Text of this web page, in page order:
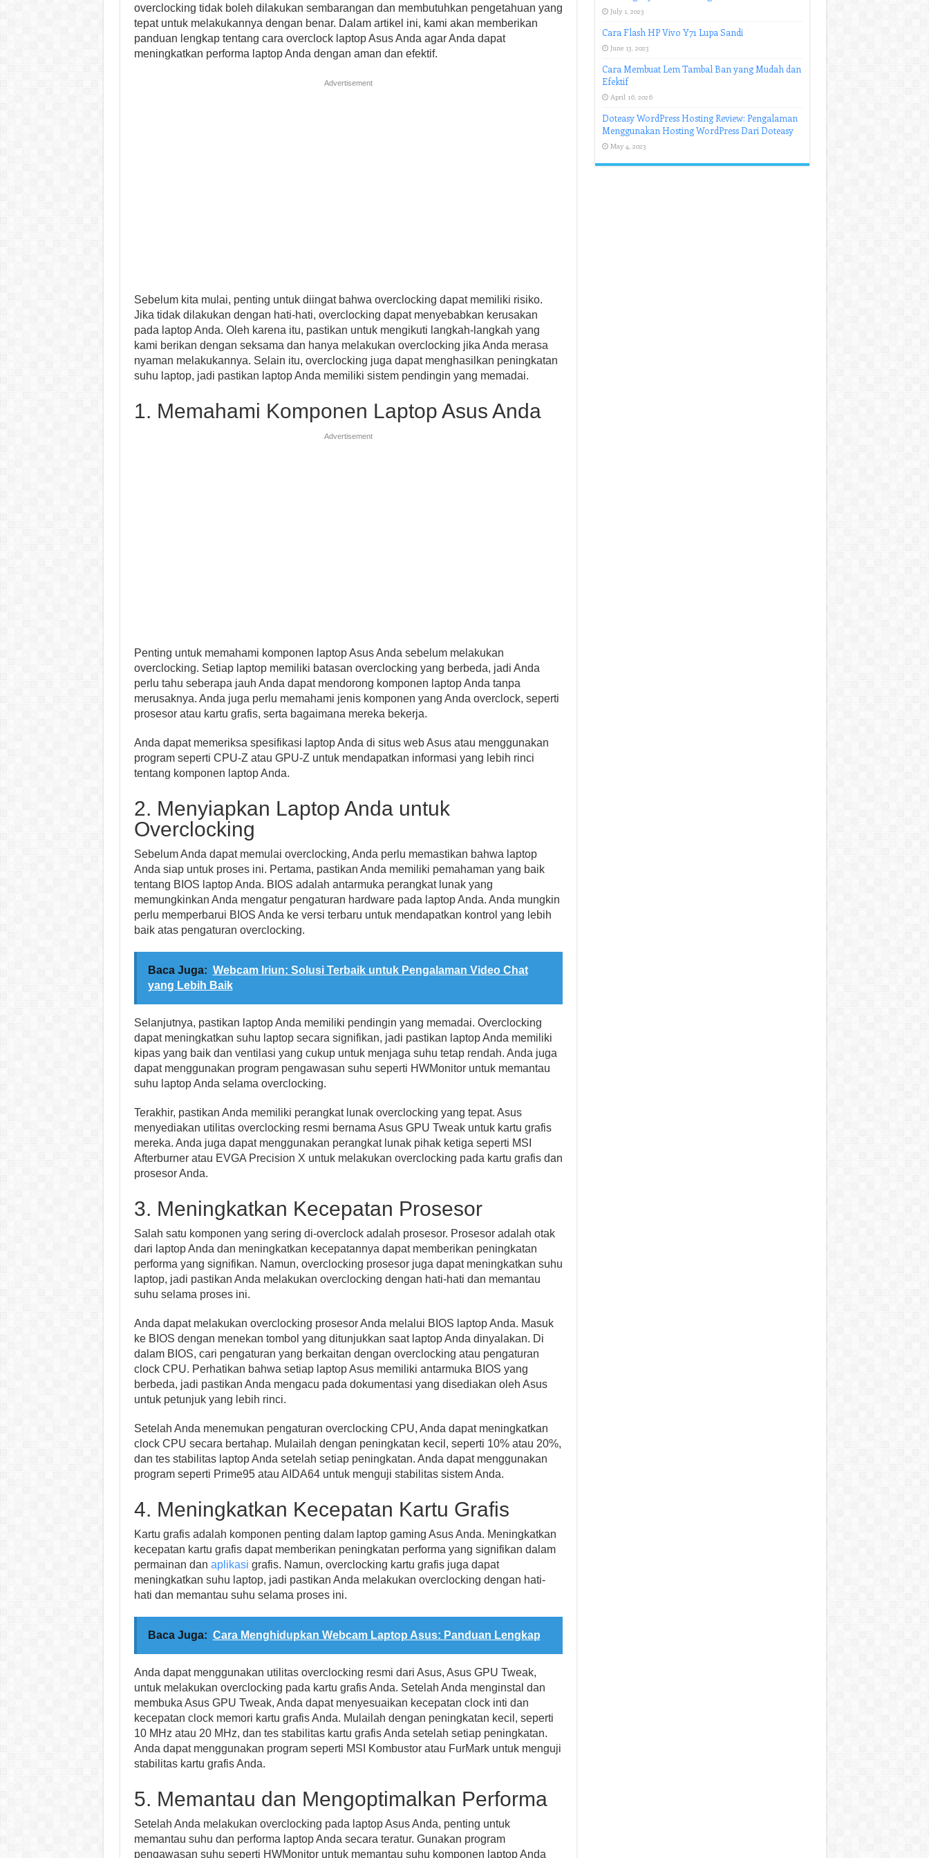
overclocking tidak boleh dilakukan sembarangan dan membutuhkan pengetahuan yang
tepat untuk melakukannya dengan benar. Dalam artikel ini, kami akan memberikan
panduan lengkap tentang cara overclock laptop Asus Anda agar Anda dapat
meningkatkan performa laptop Anda dengan aman dan efektif.
Advertisement
Sebelum kita mulai, penting untuk diingat bahwa overclocking dapat memiliki risiko.
Jika tidak dilakukan dengan hati-hati, overclocking dapat menyebabkan kerusakan
pada laptop Anda. Oleh karena itu, pastikan untuk mengikuti langkah-langkah yang
kami berikan dengan seksama dan hanya melakukan overclocking jika Anda merasa
nyaman melakukannya. Selain itu, overclocking juga dapat menghasilkan peningkatan
suhu laptop, jadi pastikan laptop Anda memiliki sistem pendingin yang memadai.
1. Memahami Komponen Laptop Asus Anda
Advertisement
Penting untuk memahami komponen laptop Asus Anda sebelum melakukan
overclocking. Setiap laptop memiliki batasan overclocking yang berbeda, jadi Anda
perlu tahu seberapa jauh Anda dapat mendorong komponen laptop Anda tanpa
merusaknya. Anda juga perlu memahami jenis komponen yang Anda overclock, seperti
prosesor atau kartu grafis, serta bagaimana mereka bekerja.
Anda dapat memeriksa spesifikasi laptop Anda di situs web Asus atau menggunakan
program seperti CPU-Z atau GPU-Z untuk mendapatkan informasi yang lebih rinci
tentang komponen laptop Anda.
2. Menyiapkan Laptop Anda untuk
Overclocking
Sebelum Anda dapat memulai overclocking, Anda perlu memastikan bahwa laptop
Anda siap untuk proses ini. Pertama, pastikan Anda memiliki pemahaman yang baik
tentang BIOS laptop Anda. BIOS adalah antarmuka perangkat lunak yang
memungkinkan Anda mengatur pengaturan hardware pada laptop Anda. Anda mungkin
perlu memperbarui BIOS Anda ke versi terbaru untuk mendapatkan kontrol yang lebih
baik atas pengaturan overclocking.
Baca Juga: Webcam Iriun: Solusi Terbaik untuk Pengalaman Video Chat
yang Lebih Baik
Selanjutnya, pastikan laptop Anda memiliki pendingin yang memadai. Overclocking
dapat meningkatkan suhu laptop secara signifikan, jadi pastikan laptop Anda memiliki
kipas yang baik dan ventilasi yang cukup untuk menjaga suhu tetap rendah. Anda juga
dapat menggunakan program pengawasan suhu seperti HWMonitor untuk memantau
suhu laptop Anda selama overclocking.
Terakhir, pastikan Anda memiliki perangkat lunak overclocking yang tepat. Asus
menyediakan utilitas overclocking resmi bernama Asus GPU Tweak untuk kartu grafis
mereka. Anda juga dapat menggunakan perangkat lunak pihak ketiga seperti MSI
Afterburner atau EVGA Precision X untuk melakukan overclocking pada kartu grafis dan
prosesor Anda.
3. Meningkatkan Kecepatan Prosesor
Salah satu komponen yang sering di-overclock adalah prosesor. Prosesor adalah otak
dari laptop Anda dan meningkatkan kecepatannya dapat memberikan peningkatan
performa yang signifikan. Namun, overclocking prosesor juga dapat meningkatkan suhu
laptop, jadi pastikan Anda melakukan overclocking dengan hati-hati dan memantau
suhu selama proses ini.
Anda dapat melakukan overclocking prosesor Anda melalui BIOS laptop Anda. Masuk
ke BIOS dengan menekan tombol yang ditunjukkan saat laptop Anda dinyalakan. Di
dalam BIOS, cari pengaturan yang berkaitan dengan overclocking atau pengaturan
clock CPU. Perhatikan bahwa setiap laptop Asus memiliki antarmuka BIOS yang
berbeda, jadi pastikan Anda mengacu pada dokumentasi yang disediakan oleh Asus
untuk petunjuk yang lebih rinci.
Setelah Anda menemukan pengaturan overclocking CPU, Anda dapat meningkatkan
clock CPU secara bertahap. Mulailah dengan peningkatan kecil, seperti 10% atau 20%,
dan tes stabilitas laptop Anda setelah setiap peningkatan. Anda dapat menggunakan
program seperti Prime95 atau AIDA64 untuk menguji stabilitas sistem Anda.
4. Meningkatkan Kecepatan Kartu Grafis
Kartu grafis adalah komponen penting dalam laptop gaming Asus Anda. Meningkatkan
kecepatan kartu grafis dapat memberikan peningkatan performa yang signifikan dalam
permainan dan aplikasi grafis. Namun, overclocking kartu grafis juga dapat
meningkatkan suhu laptop, jadi pastikan Anda melakukan overclocking dengan hati-
hati dan memantau suhu selama proses ini.
Baca Juga: Cara Menghidupkan Webcam Laptop Asus: Panduan Lengkap
Anda dapat menggunakan utilitas overclocking resmi dari Asus, Asus GPU Tweak,
untuk melakukan overclocking pada kartu grafis Anda. Setelah Anda menginstal dan
membuka Asus GPU Tweak, Anda dapat menyesuaikan kecepatan clock inti dan
kecepatan clock memori kartu grafis Anda. Mulailah dengan peningkatan kecil, seperti
10 MHz atau 20 MHz, dan tes stabilitas kartu grafis Anda setelah setiap peningkatan.
Anda dapat menggunakan program seperti MSI Kombustor atau FurMark untuk menguji
stabilitas kartu grafis Anda.
5. Memantau dan Mengoptimalkan Performa
Setelah Anda melakukan overclocking pada laptop Asus Anda, penting untuk
memantau suhu dan performa laptop Anda secara teratur. Gunakan program
pengawasan suhu seperti HWMonitor untuk memantau suhu komponen laptop Anda
July 1, 2023
Cara Flash HP Vivo Y71 Lupa Sandi
June 13, 2023
Cara Membuat Lem Tambal Ban yang Mudah dan
Efektif
April 16, 2026
Doteasy WordPress Hosting Review: Pengalaman
Menggunakan Hosting WordPress Dari Doteasy
May 4, 2023